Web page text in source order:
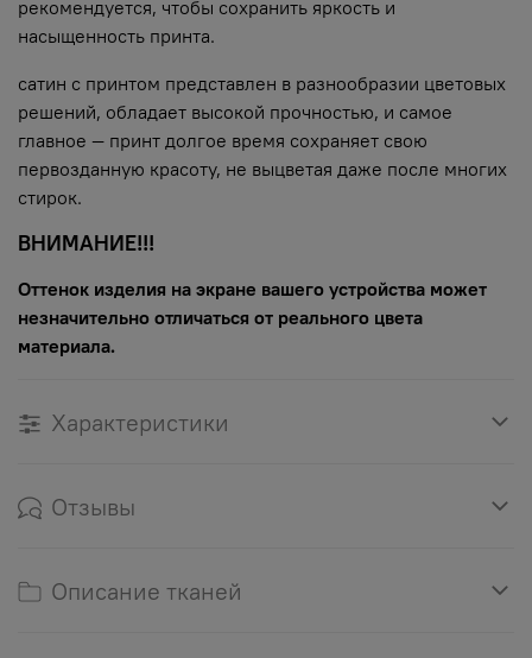
рекомендуется, чтобы сохранить яркость и
насыщенность принта.
сатин с принтом представлен в разнообразии цветовых
решений, обладает высокой прочностью, и самое
главное — принт долгое время сохраняет свою
первозданную красоту, не выцветая даже после многих
стирок.
ВНИМАНИЕ!!!
Оттенок изделия на экране вашего устройства может
незначительно отличаться от реального цвета
материала.
Характеристики
Отзывы
Описание тканей